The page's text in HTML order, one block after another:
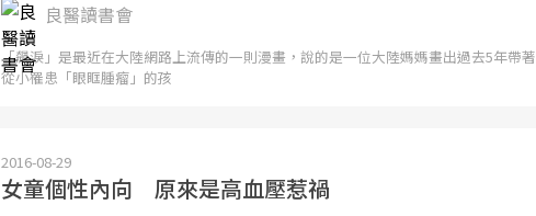
良醫讀書會
「飆淚」是最近在大陸網路上流傳的一則漫畫，說的是一位大陸媽媽畫出過去5年帶著
從小罹患「眼眶腫瘤」的孩
2016-08-29
女童個性內向 原來是高血壓惹禍